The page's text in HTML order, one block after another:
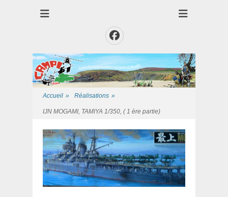
Club CAMPI
Facebook
Accueil » Réalisations »
IJN MOGAMI, TAMIYA 1/350, ( 1 ère partie)